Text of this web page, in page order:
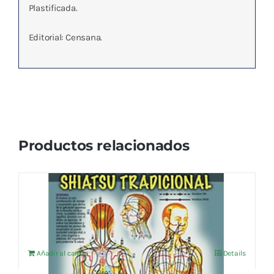
Plastificada.
Editorial: Censana.
Productos relacionados
SHIATSU TRADICIONAL
IVA no incluído
Añadir al carrito Details